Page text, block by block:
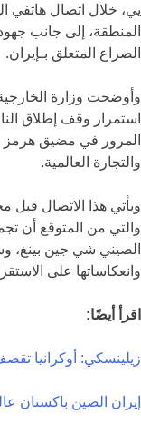
يي، خلال اتصال هاتفي
المنطقة، إلى جانب
الصراع المتعلق بـإيران.
وأوضحت وزارة الخارجية
استمرار وقف إطلاق
المرور في مضيق هرمز
والتجارة العالمية.
ويأتي هذا الاتصال قبل
والتي من المتوقع أن
الصيني شي جين بينغ،
وانعكاساتها على
اقرأ أيضًا:
زيلينسكي: أوكرانيا
إيران الصين باكستان